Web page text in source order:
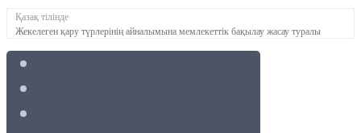
Қазақ тілінде
Жекелеген қару түрлерінің айналымына мемлекеттік бақылау жасау туралы